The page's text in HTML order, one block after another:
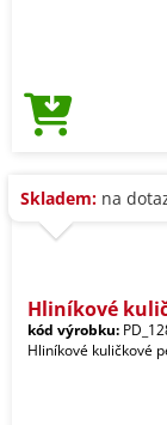
Skladem: na
Hliníkové
kód výrobku:
Hliníkové kuličkové